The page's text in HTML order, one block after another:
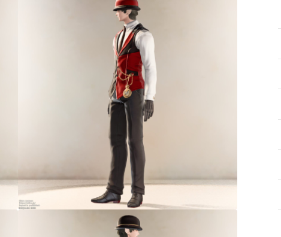
極シタデル・ボズヤ追憶戦